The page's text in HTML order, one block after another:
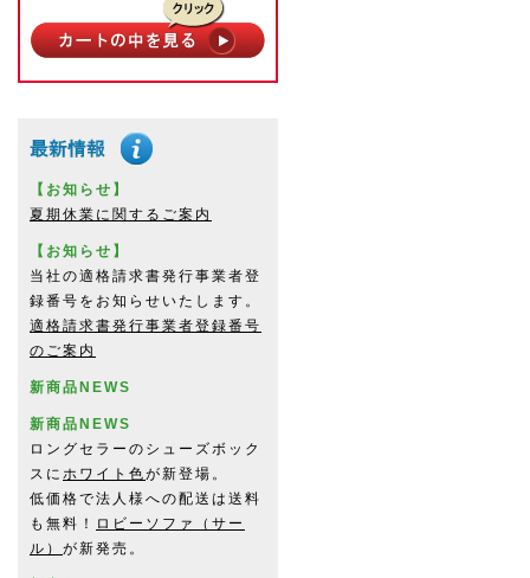
【お知らせ】
夏期休業に関するご案内
【お知らせ】
当社の適格請求書発行事業者登
録番号をお知らせいたします。
適格請求書発行事業者登録番号
のご案内
新商品NEWS
新商品NEWS
ロングセラーのシューズボック
スに ホワイト色が新登場。
低価格で法人様への配送は送料
も無料！
ロビーソファ（サー
ル） が新発売。